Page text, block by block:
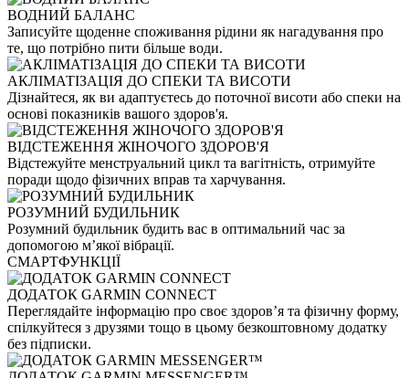
ВОДНИЙ БАЛАНС
Записуйте щоденне споживання рідини як нагадування про
те, що потрібно пити більше води.
АКЛІМАТІЗАЦІЯ ДО СПЕКИ ТА ВИСОТИ
Дізнайтеся, як ви адаптуєтесь до поточної висоти або спеки на
основі показників вашого здоров'я.
ВІДСТЕЖЕННЯ ЖІНОЧОГО ЗДОРОВ'Я
Відстежуйте менструальний цикл та вагітність, отримуйте
поради щодо фізичних вправ та харчування.
РОЗУМНИЙ БУДИЛЬНИК
Розумний будильник будить вас в оптимальний час за
допомогою м’якої вібрації.
СМАРТФУНКЦІЇ
ДОДАТОК GARMIN CONNECT
Переглядайте інформацію про своє здоров’я та фізичну форму,
спілкуйтеся з друзями тощо в цьому безкоштовному додатку
без підписки.